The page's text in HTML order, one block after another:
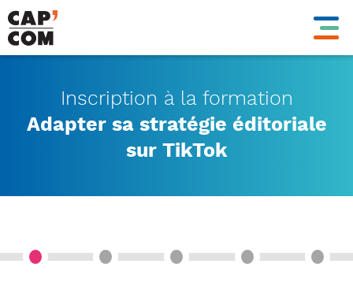
Aller
au
contenu
principal
Inscription à la formation
Adapter sa stratégie éditoriale
sur TikTok